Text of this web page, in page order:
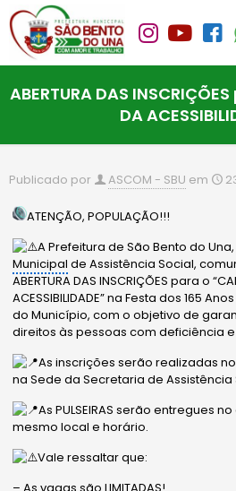
ABERTURA DAS
DA
Publicado por ASCOM - SBU em
ATENÇÃO, POPULAÇÃO!!!
A Prefeitura de São Bento do
Municipal de Assistência Social,
ABERTURA DAS INSCRIÇÕES para o
ACESSIBILIDADE” na Festa dos 165
do Município, com o objetivo de
direitos às pessoas com deficiência
As inscrições serão realizadas
na Sede da Secretaria de Assistência
As PULSEIRAS serão entregues no
mesmo local e horário.
Vale ressaltar que: